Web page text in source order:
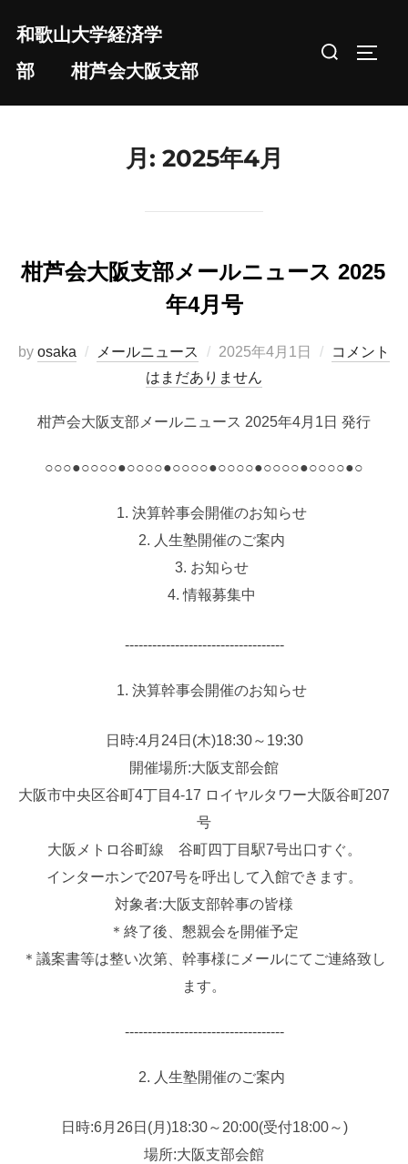
和歌山大学経済学
部 柑芦会大阪支部
検
月: 2025年4月
柑芦会大阪支部メールニュース 2025
年4月号
by osaka メールニュース
投
稿
2025年4月1日
コメント
はまだありません
柑芦会大阪支部メールニュース 2025年4月1日 発行
○○○●○○○○●○○○○●○○○○●○○○○●○○○○●○○○○●○
決算幹事会開催のお知らせ
人生塾開催のご案内
お知らせ
情報募集中
‐‐‐‐‐‐‐‐‐‐‐‐‐‐‐‐‐‐‐‐‐‐‐‐‐‐‐‐‐‐‐‐‐‐‐
決算幹事会開催のお知らせ
日時:4月24日(木)18:30～19:30
開催場所:大阪支部会館
大阪市中央区谷町4丁目4-17 ロイヤルタワー大阪谷町207
号
大阪メトロ谷町線 谷町四丁目駅7号出口すぐ。
インターホンで207号を呼出して入館できます。
対象者:大阪支部幹事の皆様
＊終了後、懇親会を開催予定
＊議案書等は整い次第、幹事様にメールにてご連絡致し
ます。
‐‐‐‐‐‐‐‐‐‐‐‐‐‐‐‐‐‐‐‐‐‐‐‐‐‐‐‐‐‐‐‐‐‐‐
人生塾開催のご案内
日時:6月26日(月)18:30～20:00(受付18:00～)
場所:大阪支部会館